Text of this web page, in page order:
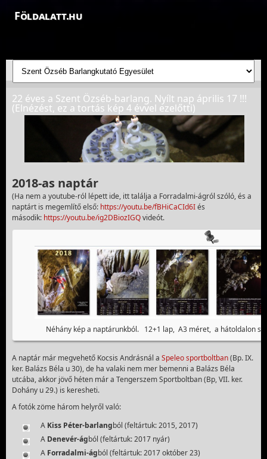
Földalatt.hu
Felfedezések a föld alatt - feltáró barlangkutatások
22 éves a Szent Özséb-barlang. Nyílt nap április 17 !!!
(Elnézést, ez a tortás kép 4 évvel ezelőtti)
2018-as naptár
(Ha nem a youtube-ról lépett ide, itt találja a Forradalmi-ágról szóló, és a
naptárt is megemlítő első: https://youtu.be/fBHiCaCId6Iés
második: https://youtu.be/ig2DBiozIGQvideót.
Néhány kép a naptárunkból. 12+1 lap, A3 méret, a hátoldalon
A naptár már megvehető Kocsis Andrásnál a Speleo sportboltban(Bp. IX.
ker. Balázs Béla u 30), de ha valaki nem mer bemenni a Balázs Béla
utcába, akkor jövő héten már a Tengerszem Sportboltban (Bp, VII. ker.
Dohány u 29.) is keresheti.
A fotók zöme három helyről való:
A Kiss Péter-barlangból (feltártuk: 2015, 2017)
A Denevér-ágból (feltártuk: 2017 nyár)
A Forradalmi-ágból (feltártuk: 2017 október 23)